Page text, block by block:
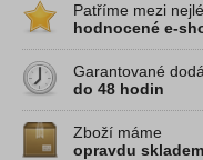
Patříme mezi
hodnocené e-
Garantované
do 48 hodin
Zboží máme
opravdu skladem